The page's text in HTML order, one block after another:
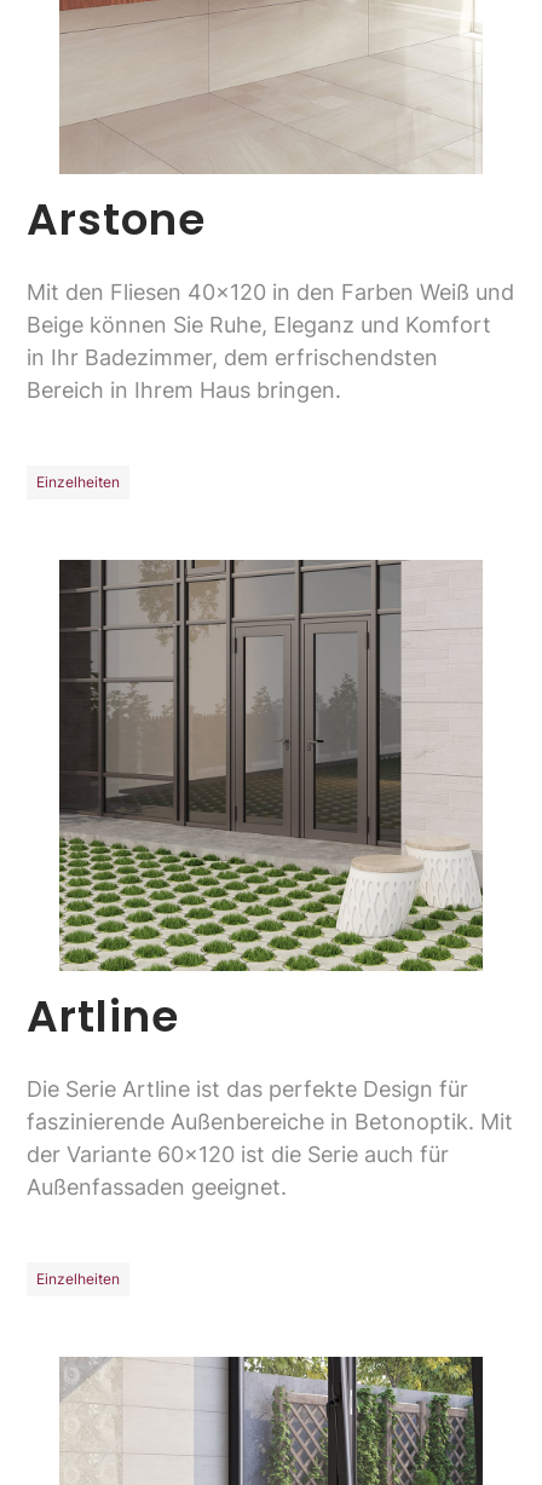
Arstone
Mit den Fliesen 40x120 in den Farben Weiß und
Beige können Sie Ruhe, Eleganz und Komfort
in Ihr Badezimmer, dem erfrischendsten
Bereich in Ihrem Haus bringen.
Einzelheiten
Artline
Die Serie Artline ist das perfekte Design für
faszinierende Außenbereiche in Betonoptik. Mit
der Variante 60x120 ist die Serie auch für
Außenfassaden geeignet.
Einzelheiten